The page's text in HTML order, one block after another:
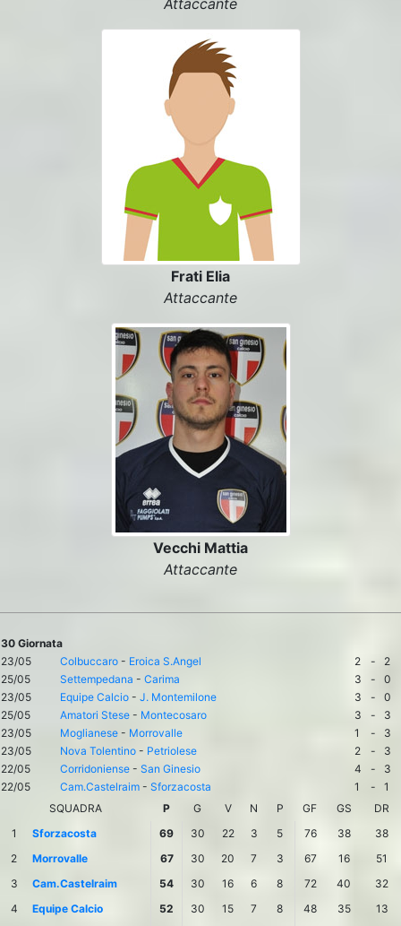
Attaccante
Frati Elia
Attaccante
Vecchi Mattia
Attaccante
30 Giornata
23/05
Colbuccaro - Eroica S.Angel 2 -
2
25/05
Settempedana - Carima 3 -
0
23/05
Equipe Calcio - J. Montemilone 3 -
0
25/05
Amatori Stese - Montecosaro 3 -
3
23/05
Moglianese - Morrovalle 1 -
3
23/05
Nova Tolentino - Petriolese 2 -
3
22/05
Corridoniense - San Ginesio 4 -
3
22/05
Cam.Castelraim - Sforzacosta 1 -
1
SQUADRA
P G V N P GF GS
DR
1
Sforzacosta 69 30 22 3 5 76 38
38
2
Morrovalle 67 30 20 7 3 67 16
51
3
Cam.Castelraim 54 30 16 6 8 72 40
32
4
Equipe Calcio 52 30 15 7 8 48 35
13